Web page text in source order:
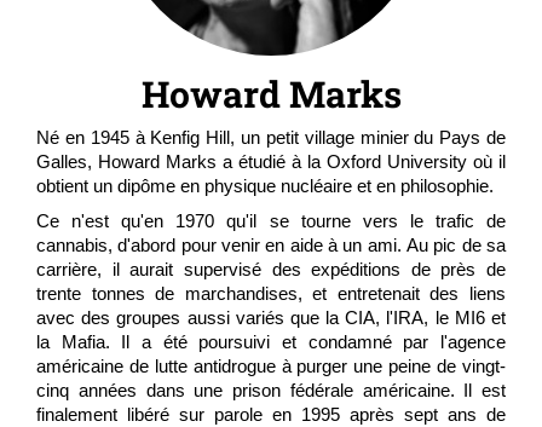
Howard Marks
Né en 1945 à Kenfig Hill, un petit village minier du Pays de
Galles, Howard Marks a étudié à la Oxford University où il
obtient un dipôme en physique nucléaire et en philosophie.
Ce n'est qu'en 1970 qu'il se tourne vers le trafic de
cannabis, d'abord pour venir en aide à un ami. Au pic de sa
carrière, il aurait supervisé des expéditions de près de
trente tonnes de marchandises, et entretenait des liens
avec des groupes aussi variés que la CIA, l'IRA, le MI6 et
la Mafia. Il a été poursuivi et condamné par l'agence
américaine de lutte antidrogue à purger une peine de vingt-
cinq années dans une prison fédérale américaine. Il est
finalement libéré sur parole en 1995 après sept ans de